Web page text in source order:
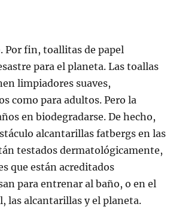
Por fin, toallitas de papel
para el planeta. Las toallas
limpiadores suaves,
como para adultos. Pero la
en biodegradarse. De hecho,
alcantarillas fatbergs en las
testados dermatológicamente,
que están acreditados
para entrenar al baño, o en el
las alcantarillas y el planeta.